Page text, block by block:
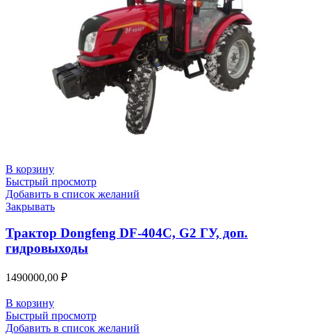
В корзину
Быстрый просмотр
Добавить в список желаний
Закрывать
Трактор Dongfeng DF-404С, G2 ГУ, доп.
гидровыходы
1490000,00 ₽
В корзину
Быстрый просмотр
Добавить в список желаний